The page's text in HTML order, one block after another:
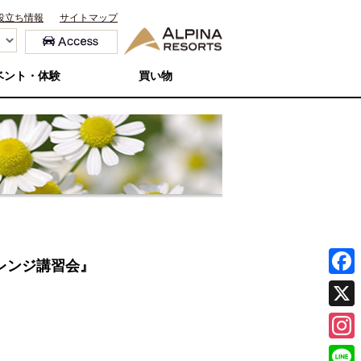
立ち情報 サイトマップ
ント・体験 買い物
ジ講習会』
F
a
c
X
I